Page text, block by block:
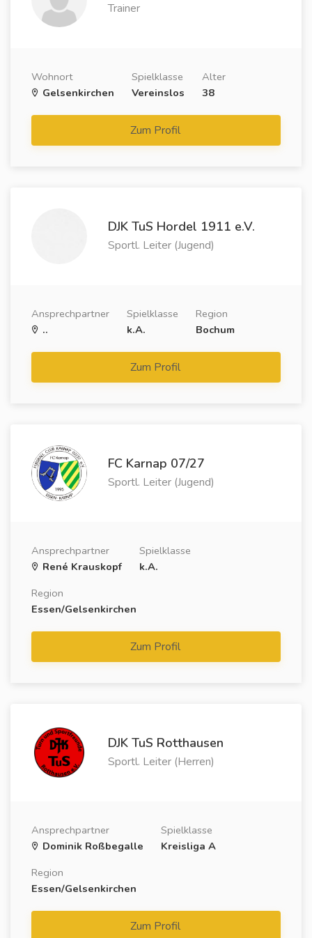
Trainer
Wohnort
Gelsenkirchen
Spielklasse
Vereinslos
Alter
38
Zum Profil
DJK TuS Hordel 1911 e.V.
Sportl. Leiter (Jugend)
Ansprechpartner
..
Spielklasse
k.A.
Region
Bochum
Zum Profil
FC Karnap 07/27
Sportl. Leiter (Jugend)
Ansprechpartner
René Krauskopf
Spielklasse
k.A.
Region
Essen/Gelsenkirchen
Zum Profil
DJK TuS Rotthausen
Sportl. Leiter (Herren)
Ansprechpartner
Dominik Roßbegalle
Spielklasse
Kreisliga A
Region
Essen/Gelsenkirchen
Zum Profil